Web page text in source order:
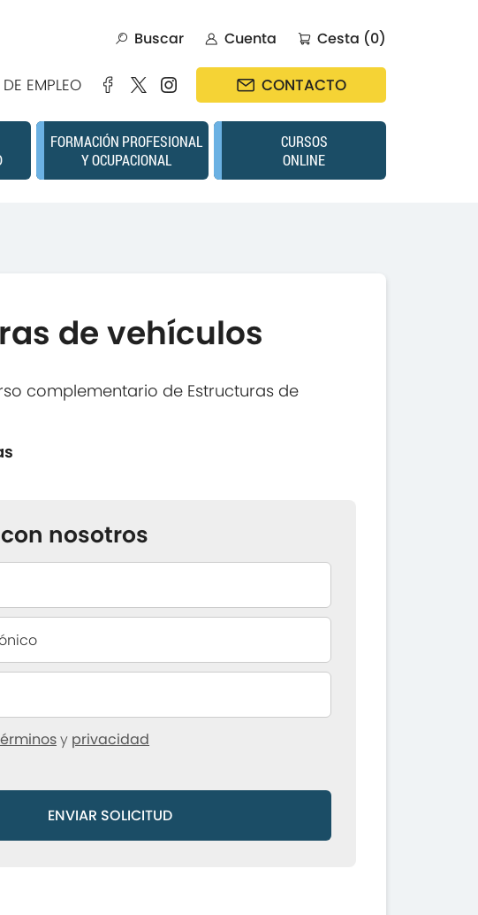
Buscar Cuenta Cesta (0)
EMPLEO CONTACTO
FORMACIÓN PROFESIONAL
Y OCUPACIONAL
CURSOS
ONLINE
de vehículos
complementario de Estructuras de
nosotros
y privacidad
ENVIAR SOLICITUD